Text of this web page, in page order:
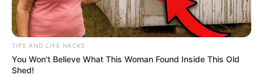
Pada babak final programProduce 48
, dia menempati urutan ke
7 dengan vote sebanyak 250.212.
2. Sakura
TIPS AND LIFE HACKS
You Won't Believe What This Woman Found Inside This Old
Shed!